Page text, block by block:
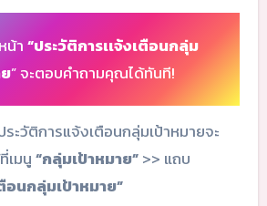
น้า“ประวัติการเเจ้งเตือนกลุ่ม
” จะตอบคำถามคุณได้ทันที!
ระวัติการแจ้งเตือนกลุ่มเป้าหมายจะ
เมนู“กลุ่มเป้าหมาย”>> แถบ
อนกลุ่มเป้าหมาย”